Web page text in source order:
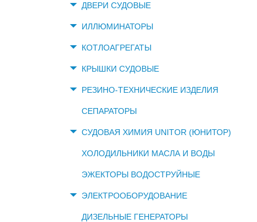
ДВЕРИ СУДОВЫЕ
ИЛЛЮМИНАТОРЫ
КОТЛОАГРЕГАТЫ
КРЫШКИ СУДОВЫЕ
РЕЗИНО-ТЕХНИЧЕСКИЕ ИЗДЕЛИЯ
СЕПАРАТОРЫ
СУДОВАЯ ХИМИЯ UNITOR (ЮНИТОР)
ХОЛОДИЛЬНИКИ МАСЛА И ВОДЫ
ЭЖЕКТОРЫ ВОДОСТРУЙНЫЕ
ЭЛЕКТРООБОРУДОВАНИЕ
ДИЗЕЛЬНЫЕ ГЕНЕРАТОРЫ